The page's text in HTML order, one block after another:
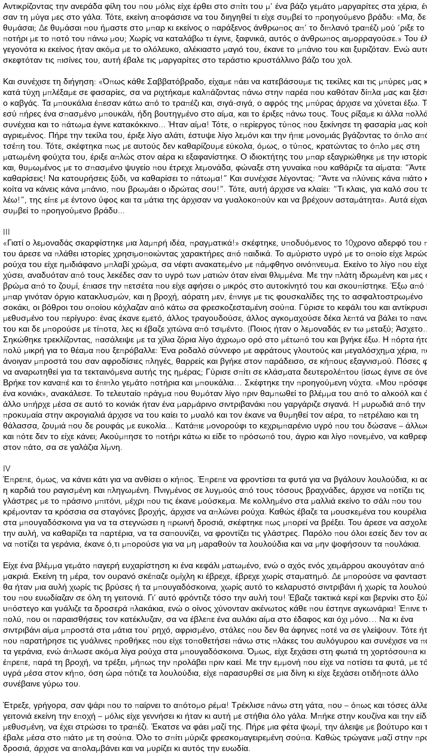
Αντικρίζοντας την ανεράδα φίλη του που μόλις είχε έρθει στο σπίτι του μ’ ένα βάζο γεμάτο μαργαρίτες στα χέρια,
σαν τη μύγα μες στο γάλα. Τότε, εκείνη αποφάσισε να του διηγηθεί τι είχε συμβεί το προηγούμενο βράδυ: «Μα, δε
θυμάσαι; Δε θυμάσαι που ήμαστε στο μπαρ κι εκείνος ο παράξενος άνθρωπος απ’ το διπλανό τραπέζι μού ‘ριξε το
ποτήρι με το ποτό του πάνω μου; Χωρίς να καταλάβω τι έγινε, ξαφνικά, αυτός ο άνθρωπος αιμορραγούσε.» Του
γεγονότα κι εκείνος ήταν ακόμα με το ολόλευκο, αλέκιαστο μαγιό του, έκανε το μπάνιο του και ξυριζόταν. Ενώ
σκεφτόταν τις πισίνες του, αυτή έβαλε τις μαργαρίτες στο τεράστιο κρυστάλλινο βάζο του χολ.
Και συνέχισε τη διήγηση: «Όπως κάθε Σαββατόβραδο, είχαμε πάει να κατεβάσουμε τις τεκίλες και τις μπύρες μας
κατά τύχη μπλέξαμε σε φασαρίες, σα να ριχτήκαμε καλπάζοντας πάνω στην παρέα που καθόταν δίπλα μας και
ο καβγάς. Τα μπουκάλια έπεσαν κάτω από το τραπέζι και, σιγά-σιγά, ο αφρός της μπύρας άρχισε να χύνεται έξω.
εσύ πήρες ένα σπασμένο μπουκάλι, ήδη βουτηγμένο στο αίμα, και το έριξες πάνω τους. Τους ρίξαμε κι άλλα
συνέχεια και το πάτωμα έγινε κατακόκκινο... Ήταν αίμα! Τότε, ο περίεργος τύπος που ξεκίνησε τη φασαρία μας
αγριεμένος. Πήρε την τεκίλα του, έριξε λίγο αλάτι, έστυψε λίγο λεμόνι και την ήπιε μονομιάς βγάζοντας το όπλο
τσέπη του. Τότε, σκέφτηκα πως με αυτούς δεν καθαρίζουμε εύκολα, όμως, ο τύπος, κρατώντας το όπλο μες στη
ματωμένη φούχτα του, έριξε απλώς στον αέρα κι εξαφανίστηκε. Ο ιδιοκτήτης του μπαρ εξαγριώθηκε με την
και, θυμωμένος με το σπασμένο ψυγείο που έτρεχε λεμονάδα, φώναξε στη γυναίκα που καθάριζε τα αίματα:
καθαρίσεις! Να κατουρήσεις ξύδι, να καθαρίσει το πάτωμα!” Και συνέχισε λέγοντας: “Άντε να πλύνεις κάνα πιάτο
κοίτα να κάνεις κάνα μπάνιο, που βρωμάει ο ιδρώτας σου!”. Τότε, αυτή άρχισε να κλαίει: “Τι κλαις, για καλό σου
λέω!”, της είπε με έντονο ύφος και τα μάτια της άρχισαν να γυαλοκοπούν και να βρέχουν ασταμάτητα». Αυτά
συμβεί το προηγούμενο βράδυ...
III
«Γιατί ο λεμοναδάς σκαρφίστηκε μια λαμπρή ιδέα, πραγματικά!» σκέφτηκε, υποδυόμενος το 10χρονο αδερφό του
του άρεσε να πλάθει ιστορίες χρησιμοποιώντας χαρακτήρες από παιδικά. Το αμύριστο υγρό με το οποίο είχε
ρούχα του είχε ημιδιάφανο μπλαβί χρώμα, σα νέφτι ανακατεμένο με πάμφθηνο οινόπνευμα. Εκείνο το λίγο που είχε
χύσει, αναδυόταν από τους λεκέδες σαν το υγρό των ματιών όταν είναι θλιμμένα. Με την πλάτη ιδρωμένη και μες
βρώμα από το ζουμί, έπιασε την πετσέτα που είχε αφήσει ο μικρός στο αυτοκίνητό του και σκουπίστηκε. Έξω από
μπαρ γινόταν όργιο κατακλυσμών, και η βροχή, αόρατη μεν, έπνιγε με τις φουσκαλίδες της το ασφαλτοστρωμένο
σοκάκι, οι βόθροι του οποίου κόχλαζαν από κάτω σα φρεσκοζεσταμένη σούπα. Γύρισε το κεφάλι του και
μεθυσμένο του περίγυρο: ένας έκανε εμετό, άλλος τραγουδούσε, άλλος αγκομαχούσε δέκα λεπτά να βάλει το
του και δε μπορούσε με τίποτα, λες κι έβαζε χιτώνα από τσιμέντο. (Ποιος ήταν ο λεμοναδάς εν τω μεταξύ;
Σηκώθηκε τρεκλίζοντας, πασάλειψε με τα χίλια ζόρια λίγο άχρωμο ορό στο μέτωπό του και βγήκε έξω. Η πόρτα
πολύ μικρή για το θέαμα που ξεπρόβαλλε: Ένα ροδαλό σύννεφο με αφράτους γλουτούς και μεγαλόσχημα χέρια,
άνοιγαν μπροστά του σαν αφροδίσιες πληγές, θαρρείς και βγήκε στον παράδεισο, σε κήπους εξαγνισμού. Πόσες
να αναρωτηθεί για τα τεκταινόμενα αυτής της ημέρας; Γύρισε σπίτι σε κλάσματα δευτερολέπτου (ίσως έγινε σε
Βρήκε τον καναπέ και το έπιπλο γεμάτο ποτήρια και μπουκάλια… Σκέφτηκε την προηγούμενη νύχτα. «Μου
ένα κονιάκ», ανακάλεσε. Το τελευταίο πράγμα που θυμόταν λίγο πριν θαμπωθεί το βλέμμα του από το αλκοόλ και
άλλο υπήρχε μέσα σε αυτό το κονιάκ ήταν ένα μαρμάρινο σιντριβανάκι που γαργάριζε σιγανά. H μυρωδιά από την
προκυμαία στην ακρογιαλιά άρχισε να του καίει το μυαλό και τον έκανε να θυμηθεί τον αέρα, το πετρέλαιο και τη
θάλασσα, ζουμιά που δε ρουφάς με ευκολία... Κατάπιε μονορούφι το κεχριμπαρένιο υγρό που του δώσανε –
και πότε δεν το είχε κάνει; Ακούμπησε το ποτήρι κάτω κι είδε το πρόσωπό του, άγριο και λίγο πονεμένο, να
στον πάτο, σα σε γαλάζια λίμνη.
IV
Έπρεπε, όμως, να κάνει κάτι για να ανθίσει ο κήπος. Έπρεπε να φροντίσει τα φυτά για να βγάλουν λουλούδια, κι
η καρδιά του ραγισμένη και πληγωμένη. Πνιγμένος σε λυγμούς από τους τόσους βραχνάδες, άρχισε να ποτίζει τις
γλάστρες με το πράσινο μπιτόνι, μέχρι που τις έκανε μούσκεμα. Με κολλημένο στα μαλλιά εκείνο το σάλι που του
κρέμονταν τα κρόσσια σα σταγόνες βροχής, άρχισε να απλώνει ρούχα. Καθώς έβαζε τα μουσκεμένα του
στα μπουγαδόσκοινα για να τα στεγνώσει η πρωινή δροσιά, σκέφτηκε πως μπορεί να βρέξει. Του άρεσε να
την αυλή, να καθαρίζει τα παρτέρια, να τα σαπουνίζει, να φροντίζει τις γλάστρες. Παρόλο που όλοι εσείς δεν τον
να ποτίζει τα γεράνια, έκανε ό,τι μπορούσε για να μη μαραθούν τα λουλούδια και να μην ψοφήσουν τα πουλάκια.
Είχε ένα βλέμμα γεμάτο παγερή ευχαρίστηση κι ένα κεφάλι ματωμένο, ενώ ο αχός ενός χειμάρρου ακουγόταν από
μακριά. Εκείνη τη μέρα, τον ουρανό σκέπαζε ομίχλη κι έβρεχε, έβρεχε χωρίς σταματημό. Δε μπορούσε να
θα ήταν μια αυλή χωρίς τις βρύσες ή τα μπουγαδόσκοινα, χωρίς αυτό το κελαρυστό σιντριβάνι ή χωρίς τα
του που ευωδίαζαν σε όλη τη γειτονιά. Γι’ αυτό φρόντιζε τόσο την αυλή του! Έβαζε τακτικά κερί και βερνίκι στο
υπόστεγο και γυάλιζε τα δροσερά πλακάκια, ενώ ο οίνος χύνονταν ακένωτος κάθε που έστηνε αγκωνάρια! Έπινε
πολύ, που οι παραισθήσεις τον κατέκλυζαν, σα να έβλεπε ένα αυλάκι αίμα στο έδαφος και όχι μόνο… Να κι ένα
σιντριβάνι αίμα μπροστά στα μάτια του˙ ρηχό, αφρισμένο, στάλες που δεν θα άφηνες ποτέ να σε γλείψουν. Τότε
που παρατήρησε τις γυάλινες προθήκες που είχε τοποθετήσει πάνω στις πλάκες του αυλόγυρου και συνέχισε να
τα γεράνια, ενώ άπλωσε ακόμα λίγα ρούχα στα μπουγαδόσκοινα. Όμως, είχε ξεχάσει στη φωτιά τη χορτόσουπα κι
έπρεπε, παρά τη βροχή, να τρέξει, μήπως την προλάβει πριν καεί. Με την εμμονή που είχε να ποτίσει τα φυτά, με
υγρά μέσα στον κήπο, όση ώρα πότιζε τα λουλούδια, είχε παρασυρθεί σε μια δίνη κι είχε ξεχάσει οτιδήποτε άλλο
συνέβαινε γύρω του.
Έτρεξε, γρήγορα, σαν ψάρι που το παίρνει το απότομο ρέμα! Τρέκλισε πάνω στη γάτα, που – όπως και τόσες
γειτονιά εκείνη την εποχή – μόλις είχε γεννήσει κι ήταν κι αυτή με στήθια όλο γάλα. Μπήκε στην κουζίνα και την
μεθυσμένη, να έχει στρώσει το τραπέζι. Έκατσε να φάει μαζί της. Πήρε μια φέτα ψωμί, την άλειψε με βούτυρο και
έβαλε μέσα στο πιάτο με τη σούπα. Όλο το σπίτι μύριζε φρεσκομαγειρεμένη σούπα. Καθώς τρώγανε μαζί στην
δροσιά, άρχισε να απολαμβάνει και να μυρίζει κι αυτός την ευωδία.